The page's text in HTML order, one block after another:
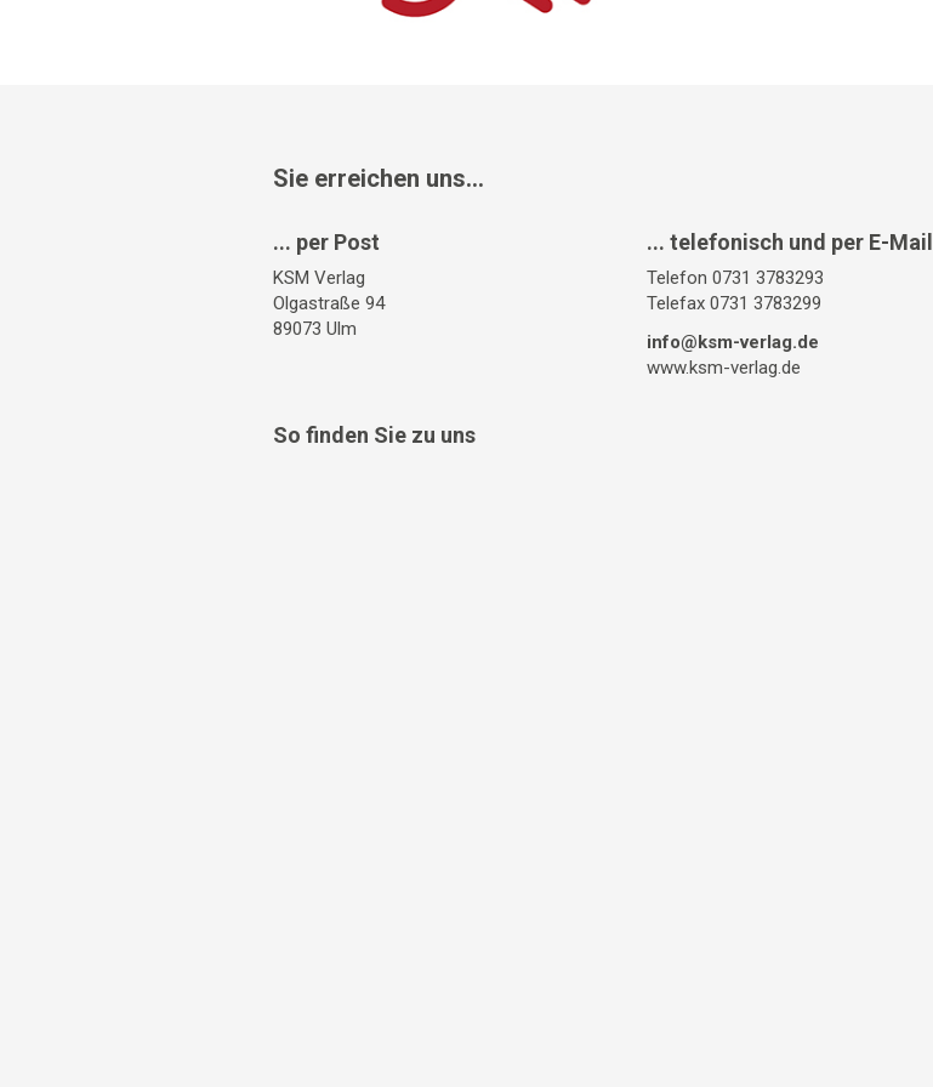
Sie erreichen uns...
... per Post
KSM Verlag
Olgastraße 94
89073 Ulm
... telefonisch und per E-Mail
Telefon 0731 3783293
Telefax 0731 3783299
info@ksm-verlag.de
www.ksm-verlag.de
So finden Sie zu uns